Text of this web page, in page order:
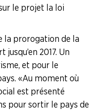
le projet la loi
la prorogation de la
2017. Un
et pour le
« Au moment où
est présenté
pour sortir le pays de